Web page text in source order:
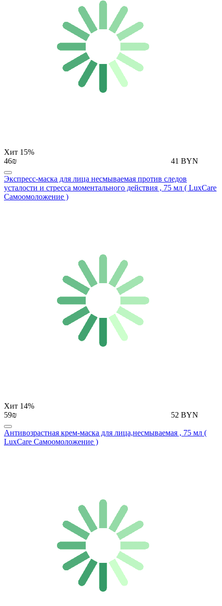
Хит 15%
46₪
41 BYN
Экспресс-маска для лица несмываемая против следов
усталости и стресса моментального действия , 75 мл ( LuxCare
Самоомоложение )
Хит 14%
59₪
52 BYN
Антивозрастная крем-маска для лица,несмываемая , 75 мл (
LuxCare Самоомоложение )